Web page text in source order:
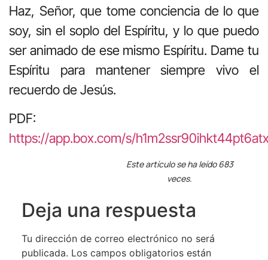
Haz, Señor, que tome conciencia de lo que
soy, sin el soplo del Espíritu, y lo que puedo
ser animado de ese mismo Espíritu. Dame tu
Espíritu para mantener siempre vivo el
recuerdo de Jesús.
PDF:
https://app.box.com/s/
Este artículo se ha leído 683
veces.
Deja una respuesta
Tu dirección de correo electrónico no será
publicada. Los campos obligatorios están